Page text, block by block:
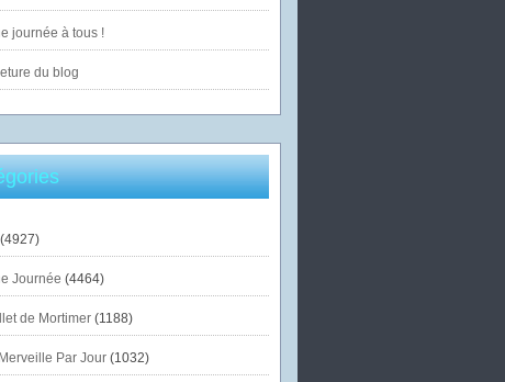
journée à tous !
du blog
Journée (4464)
de Mortimer(1188)
Par Jour(1032)